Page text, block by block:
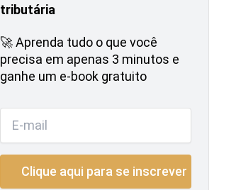
tributária
🚀 Aprenda tudo o que você
precisa em apenas 3 minutos e
ganhe um e-book gratuito